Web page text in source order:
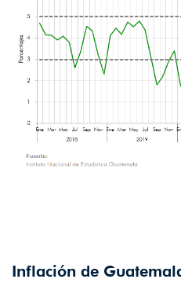
Inflación de